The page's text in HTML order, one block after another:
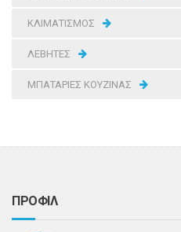
ΚΛΙΜΑΤΙΣΜΟΣ
ΛΕΒΗΤΕΣ
ΜΠΑΤΑΡΙΕΣ ΚΟΥΖΙΝΑΣ
ΠΡΟΦΙΛ